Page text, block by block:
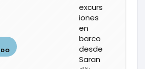
excurs
iones
en
barco
desde
Saran